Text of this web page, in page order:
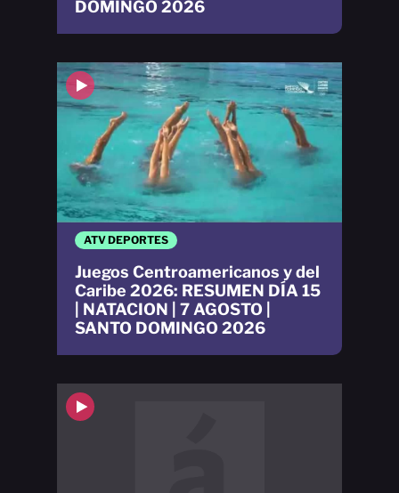
DOMINGO 2026
ATV DEPORTES
Juegos Centroamericanos y del
Caribe 2026: RESUMEN DÍA 15
| NATACION | 7 AGOSTO |
SANTO DOMINGO 2026